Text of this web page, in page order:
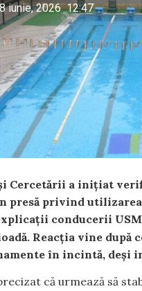
8 iunie, 2026 12:47
Cercetării a inițiat
presă privind
conducerii USM
Reacția vine după
în incintă, deși
că urmează să